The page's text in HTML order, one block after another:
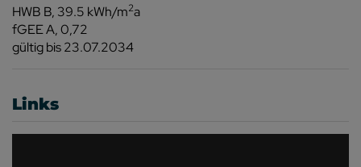
HWB B, 39.5 kWh/m2a
fGEEA, 0,72
gültig bis23.07.2034
Links